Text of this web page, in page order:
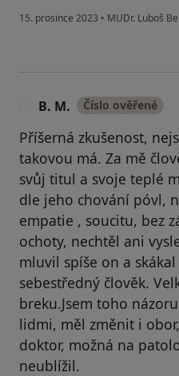
15. prosince 2023 • MUDr. Luboš
B. M. Číslo ověřené
Příšerná zkušenost,
takovou má. Za mě
svůj titul a svoje teplé
dle jeho chování póvl,
empatie , soucitu, bez
ochoty, nechtěl ani
mluvil spíše on a
sebestředný člověk.
breku.Jsem toho
lidmi, měl změnit i
doktor, možná na
neublížil.